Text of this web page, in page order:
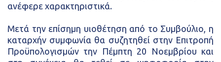
ανέφερε χαρακτηριστικά.
Μετά την επίσημη υιοθέτηση από το Συμβούλιο, η
καταρχήν συμφωνία θα συζητηθεί στην Επιτροπή
Προϋπολογισμών την Πέμπτη 20 Νοεμβρίου και